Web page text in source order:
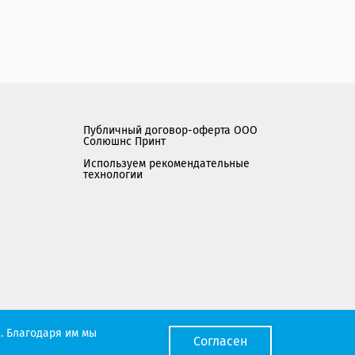
Публичный договор-оферта ООО
Солюшнс Принт
Используем рекомендательные
технологии
Мы работаем с порталом поставщиков
Благодаря им мы
Согласен